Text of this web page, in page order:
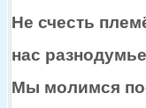
Не счесть
нас
Мы молимся